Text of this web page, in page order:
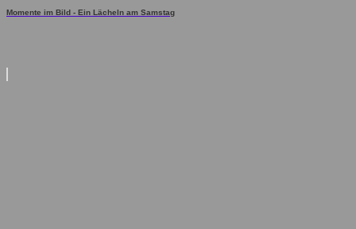
Momente im Bild - Ein Lächeln am Samstag